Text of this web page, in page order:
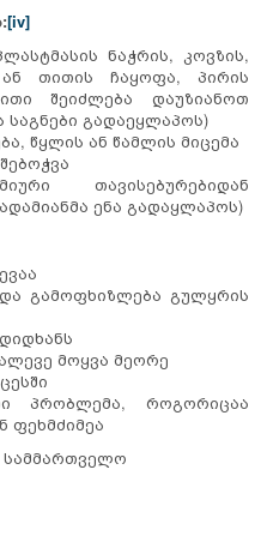
[iv]
ნაჭრის, კოვზის,
თითის ჩაყოფა, პირის
შეიძლება დაუზიანოთ
საგნები გადაეყლაპოს)
წყლის ან წამლის მიცემა
თავისებურებიდან
ენა გადაყლაპოს)
გამოფხიზლება გულყრის
მოყვა მეორე
პრობლემა, როგორიცაა
ფეხმძიმეა
სამმართველო